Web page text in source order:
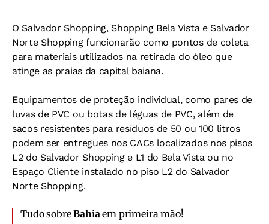
O Salvador Shopping, Shopping Bela Vista e Salvador
Norte Shopping funcionarão como pontos de coleta
para materiais utilizados na retirada do óleo que
atinge as praias da capital baiana.
Equipamentos de proteção individual, como pares de
luvas de PVC ou botas de léguas de PVC, além de
sacos resistentes para resíduos de 50 ou 100 litros
podem ser entregues nos CACs localizados nos pisos
L2 do Salvador Shopping e L1 do Bela Vista ou no
Espaço Cliente instalado no piso L2 do Salvador
Norte Shopping.
Tudo sobreBahia em primeira mão!